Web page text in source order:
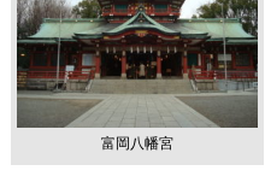
富岡八幡宮